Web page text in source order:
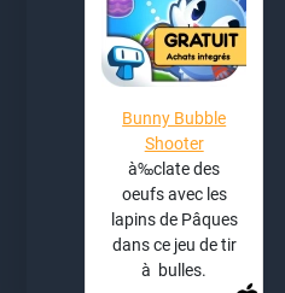
Bunny Bubble
Shooter
à‰clate des
oeufs avec les
lapins de Pâques
dans ce jeu de tir
à bulles.